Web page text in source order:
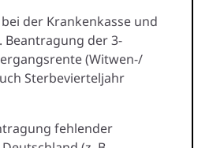
der Krankenkasse und
Beantragung der 3-
(Witwen-/
Sterbevierteljahr
fehlender